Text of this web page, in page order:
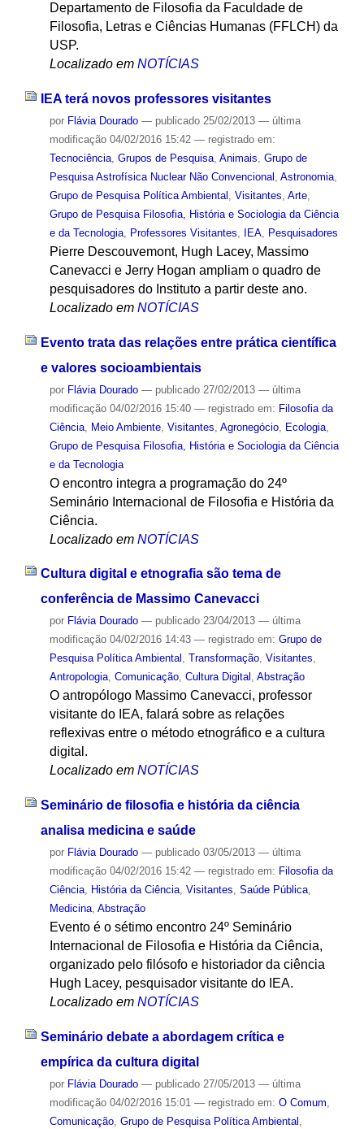
Departamento de Filosofia da Faculdade de
Filosofia, Letras e Ciências Humanas (FFLCH) da
USP.
Localizado em NOTÍCIAS
IEA terá novos professores visitantes
por Flávia Dourado — publicado25/02/2013 — última
modificação04/02/2016 15:42 — registrado em:
Tecnociência, Grupos de Pesquisa, Animais, Grupo de
Pesquisa Astrofísica Nuclear Não Convencional , Astronomia,
Grupo de Pesquisa Política Ambiental , Visitantes, Arte,
Grupo de Pesquisa Filosofia, História e Sociologia da Ciência
e da Tecnologia, Professores Visitantes, IEA, Pesquisadores
Pierre Descouvemont, Hugh Lacey, Massimo
Canevacci e Jerry Hogan ampliam o quadro de
pesquisadores do Instituto a partir deste ano.
Localizado em NOTÍCIAS
Evento trata das relações entre prática científica
e valores socioambientais
por Flávia Dourado — publicado27/02/2013 — última
modificação04/02/2016 15:40 — registrado em: Filosofia da
Ciência, Meio Ambiente, Visitantes Agronegócio, Ecologia,
Grupo de Pesquisa Filosofia, História e Sociologia da Ciência
e da Tecnologia
O encontro integra a programação do 24º
Seminário Internacional de Filosofia e História da
Ciência.
Localizado em NOTÍCIAS
Cultura digital e etnografia são tema de
conferência de Massimo Canevacci
por Flávia Dourado — publicado23/04/2013 — última
modificação04/02/2016 14:43 — registrado em: Grupo de
Pesquisa Política Ambiental , Transformação, Visitantes,
Antropologia, Comunicação, Cultura Digital , Abstração
O antropólogo Massimo Canevacci, professor
visitante do IEA, falará sobre as relações
reflexivas entre o método etnográfico e a cultura
digital.
Localizado em NOTÍCIAS
Seminário de filosofia e história da ciência
analisa medicina e saúde
por Flávia Dourado — publicado03/05/2013 — última
modificação04/02/2016 15:42 — registrado em: Filosofia da
Ciência, História da Ciência, Visitantes, Saúde Pública,
Medicina, Abstração
Evento é o sétimo encontro 24º Seminário
Internacional de Filosofia e História da Ciência,
organizado pelo filósofo e historiador da ciência
Hugh Lacey, pesquisador visitante do IEA.
Localizado em NOTÍCIAS
Seminário debate a abordagem crítica e
empírica da cultura digital
por Flávia Dourado — publicado27/05/2013 — última
modificação04/02/2016 15:01 — registrado em: O Comum
Comunicação, Grupo de Pesquisa Política Ambiental